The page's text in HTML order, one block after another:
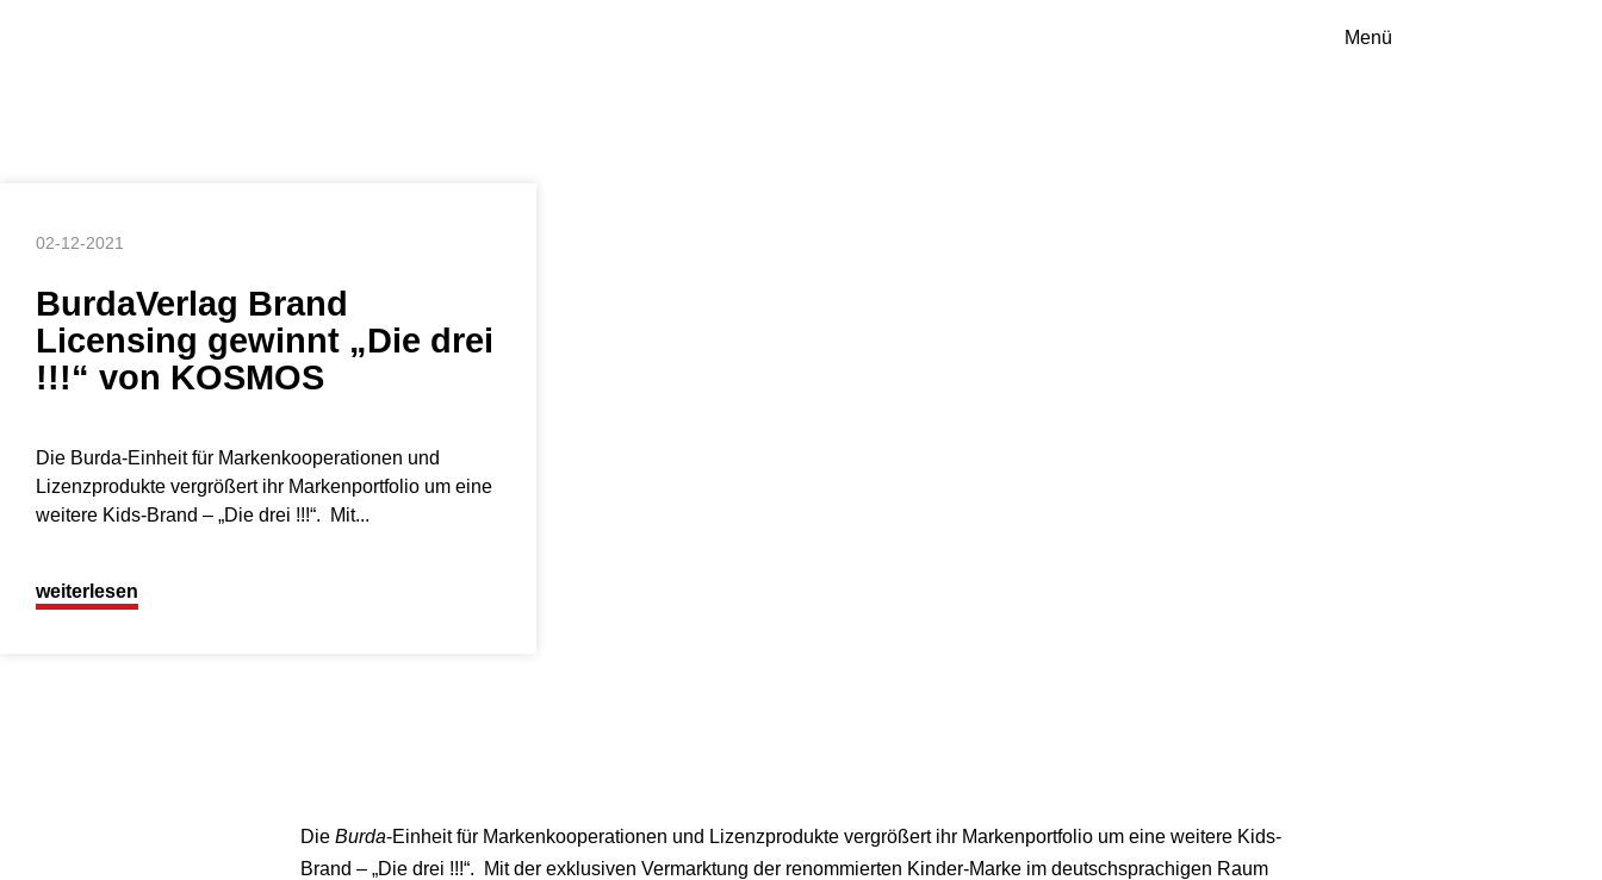
Menü
02-12-2021
BurdaVerlag Brand
Licensing gewinnt „Die drei
!!!“ von KOSMOS
Die Burda-Einheit für Markenkooperationen und
Lizenzprodukte vergrößert ihr Markenportfolio um eine
weitere Kids-Brand – „Die drei !!!“. Mit...
weiterlesen
Die Burda-Einheit für Markenkooperationen und Lizenzprodukte vergrößert ihr Markenportfolio um eine weitere Kids-
Brand – „Die drei !!!“. Mit der exklusiven Vermarktung der renommierten Kinder-Marke im deutschsprachigen Raum